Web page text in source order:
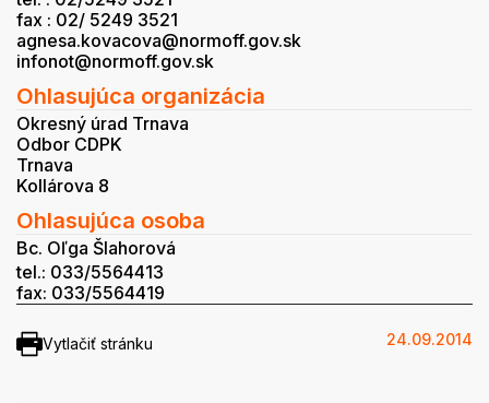
fax : 02/ 5249 3521
agnesa.kovacova@normoff.gov.sk
infonot@normoff.gov.sk
Ohlasujúca organizácia
Okresný úrad Trnava
Odbor CDPK
Trnava
Kollárova 8
Ohlasujúca osoba
Bc. Oľga Šlahorová
tel.: 033/5564413
fax: 033/5564419
Vytlačiť stránku 24.09.2014